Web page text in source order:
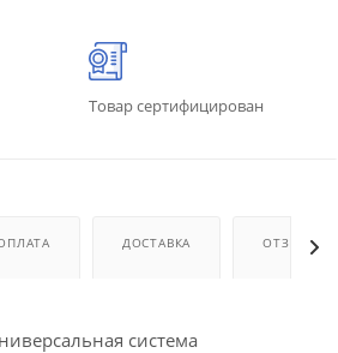
Товар сертифицирован
ДОСТАВКА ОТЗЫВЫ
система